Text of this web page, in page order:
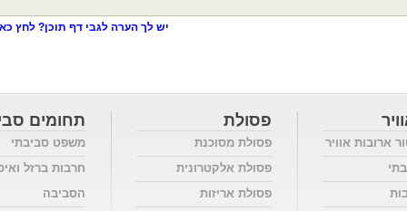
יש לך הערה לגבי דף תוכן? לחץ
ארובות אוויר
פסולת
פסולת מסוכנת
פסולת אלקטרונית
פסולת אריזות
תחומים
משפט סביבתי
חרבות ברזל
הסביבה